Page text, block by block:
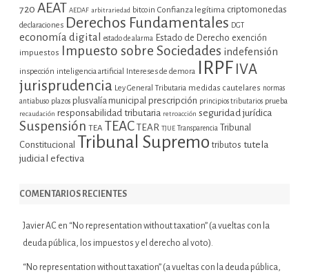
720 AEAT AEDAF arbitrariedad bitcoin Confianza legítima criptomonedas
declaraciones Derechos Fundamentales DGT
economía digital estado de alarma Estado de Derecho exención
impuestos Impuesto sobre Sociedades indefensión
inspección inteligencia artificial Intereses de demora IRPF IVA
jurisprudencia Ley General Tributaria medidas cautelares normas
antiabuso plazos plusvalía municipal prescripción principios tributarios prueba
recaudación responsabilidad tributaria retroacción seguridad jurídica
Suspensión TEA TEAC TEAR TJUE Transparencia Tribunal
Constitucional Tribunal Supremo tributos tutela
judicial efectiva
COMENTARIOS RECIENTES
Javier AC en “No representation without taxation” (a vueltas con la
deuda pública, los impuestos y el derecho al voto).
“No representation without taxation” (a vueltas con la deuda pública,